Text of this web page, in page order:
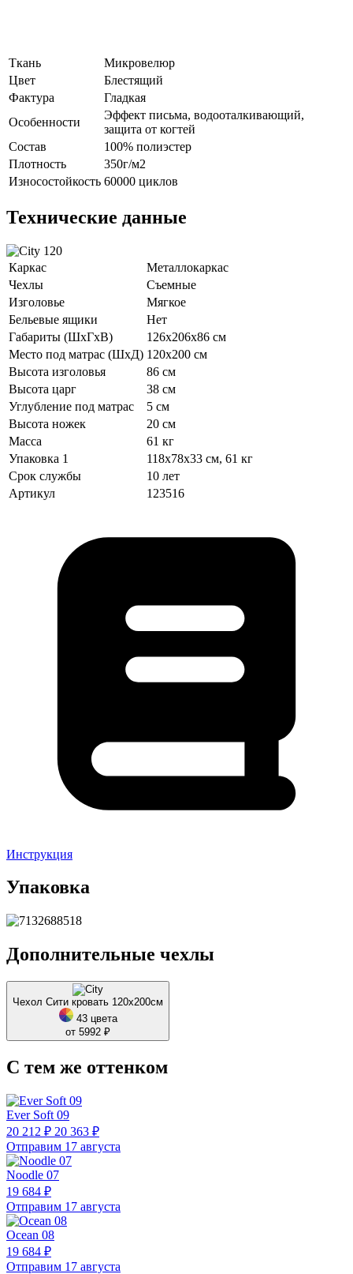
Ткань
Микровелюр
Цвет
Блестящий
Фактура
Гладкая
Особенности
Эффект письма, водооталкивающий,
защита от когтей
Состав
100% полиэстер
Плотность
350г/м2
Износостойкость 60000 циклов
Технические данные
Каркас
Металлокаркас
Чехлы
Съемные
Изголовье
Мягкое
Бельевые ящики
Нет
Габариты (ШхГхВ)
126х206х86 см
Место под матрас (ШхД) 120х200 см
Высота изголовья
86 см
Высота царг
38 см
Углубление под матрас
5 см
Высота ножек
20 см
Масса
61 кг
Упаковка 1
118х78х33 см, 61 кг
Срок службы
10 лет
Артикул
123516
Инструкция
Упаковка
Дополнительные чехлы
Чехол Сити кровать 120х200см
43 цвета
от 5992 ₽
С тем же оттенком
Ever Soft 09
20 212 ₽ 20 363 ₽
Отправим 17 августа
Noodle 07
19 684 ₽
Отправим 17 августа
Ocean 08
19 684 ₽
Отправим 17 августа